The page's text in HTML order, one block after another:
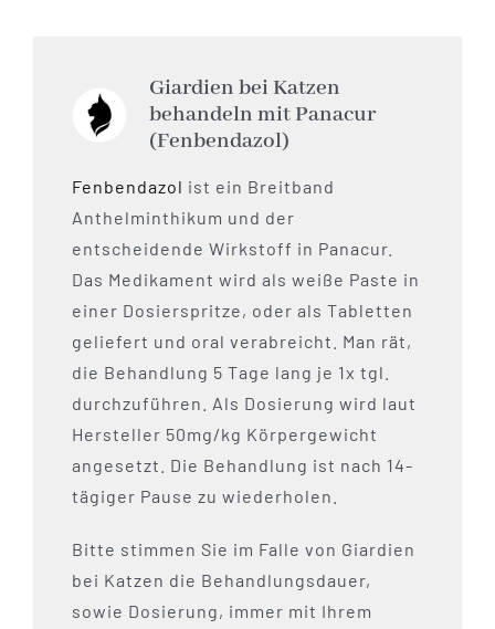
Giardien bei Katzen
behandeln mit Panacur
(Fenbendazol)
Fenbendazol ist ein Breitband
Anthelminthikum und der
entscheidende Wirkstoff in Panacur.
Das Medikament wird als weiße Paste in
einer Dosierspritze, oder als Tabletten
geliefert und oral verabreicht. Man rät,
die Behandlung 5 Tage lang je 1x tgl.
durchzuführen. Als Dosierung wird laut
Hersteller 50mg/kg Körpergewicht
angesetzt. Die Behandlung ist nach 14-
tägiger Pause zu wiederholen.
Bitte stimmen Sie im Falle von Giardien
bei Katzen die Behandlungsdauer,
sowie Dosierung, immer mit Ihrem